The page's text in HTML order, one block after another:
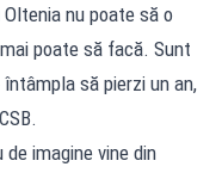
nu poate să o
poate să facă. Sunt
să pierzi un an,
imagine vine din